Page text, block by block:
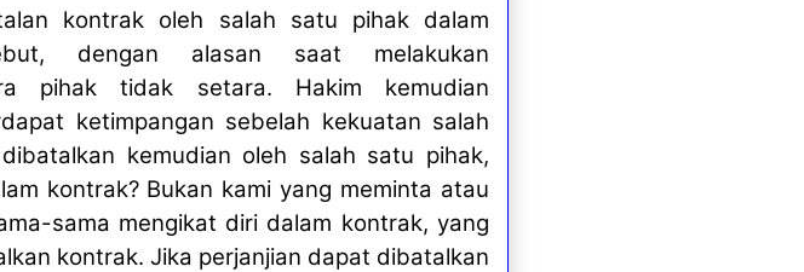
kontrak oleh salah satu pihak dalam
dengan alasan saat melakukan
pihak tidak setara. Hakim kemudian
ketimpangan sebelah kekuatan salah
kemudian oleh salah satu pihak,
kontrak? Bukan kami yang meminta atau
sama mengikat diri dalam kontrak, yang
kontrak. Jika perjanjian dapat dibatalkan